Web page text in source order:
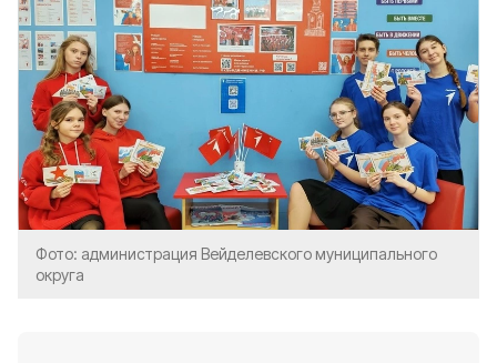
Фото: администрация Вейделевского муниципального
округа